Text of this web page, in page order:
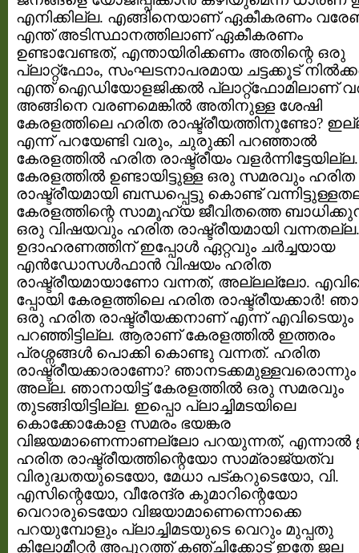
എനിക്കില്ല. എങ്ങിനെയാണ് ഏകീകരണം
എന്ത് അടിസ്ഥാനത്തിലാണ് ഏകീകരണം
ഉണ്ടാവേണ്ടത്, എന്തായിരിക്കണം അതിന്റെ ഒരു
പ്ലാറ്റ്ഫോം, സംഘടനാപരമായ ചട്ടക്കൂട്
എന്ത് ഐഡിയോളജിക്കല്‍ പ്ലാറ്റ്ഫോമിലാണ്
അങ്ങിനെ വരണമെങ്കില്‍ അതിനുള്ള ശേഷി
കേരളത്തിലെ ഹരിത രാഷ്ട്രീയത്തിനുണ്ടോ?
എന്ന് പറയേണ്ടി വരും, ചുരുക്കി പറഞ്ഞാല്‍
കേരളത്തില്‍ ഹരിത രാഷ്ട്രീയം വളര്‍ന്നിട്ടേയില്ല.
കേരളത്തില്‍ ഉണ്ടായിട്ടുള്ള ഒരു സമരവും ഹരിത
രാഷ്ട്രീയമായി ബന്ധപ്പെട്ടു കൊണ്ട്
കേരളത്തിന്റെ സാമൂഹ്യ ജീവിതത്തെ
ഒരു വിഷയവും ഹരിത രാഷ്ട്രീയമായി വന്നതല്ല.
ഉദാഹരണത്തിന് ഇപ്പോള്‍ ഏറ്റവും ചര്‍ച്ചയായ
എന്‍ഡോസള്‍ഫാന്‍ വിഷയം ഹരിത
രാഷ്ട്രീയമായാണോ വന്നത്, അല്ലല്ലോ.
പ്പോയി കേരളത്തിലെ ഹരിത രാഷ്ട്രീയക്കാര്‍!
ഒരു ഹരിത രാഷ്ട്രീയക്കനാണ് എന്ന് എവിടെയും
പറഞ്ഞിട്ടില്ല. ആരാണ് കേരളത്തില്‍ ഇത്തരം
പ്രശ്നങ്ങള്‍ പൊക്കി കൊണ്ടു വന്നത്. ഹരിത
രാഷ്ട്രീയക്കാരാണോ? ഞാനടക്കമുള്ളവരൊന്നും
അല്ല. ഞാനായിട്ട് കേരളത്തില്‍ ഒരു സമരവും
തുടങ്ങിയിട്ടില്ല. ഇപ്പൊ പ്ലാച്ചിമടയിലെ
കൊക്കോകോള സമരം ഭയങ്കര
വിജയമാണെന്നാണല്ലോ പറയുന്നത്, എന്നാല്‍
ഹരിത രാഷ്ട്രീയത്തിന്റെയോ സാമ്രാജ്യത്വ
വിരുദ്ധതയുടെയോ, മേധാ പട്കറുടെയോ, വി.
എസിന്റെയോ, വീരേന്ദ്ര കുമാറിന്റെയോ
വെറാരുടെയോ വിജയാമാണെന്നൊക്കെ
പറയുമ്പോളും പ്ലാച്ചിമടയുടെ വെറും മുപ്പതു
കിലോമീറ്റര്‍ അപ്പുറത്ത്‌ കഞ്ചിക്കോട് ഇതേ ജല